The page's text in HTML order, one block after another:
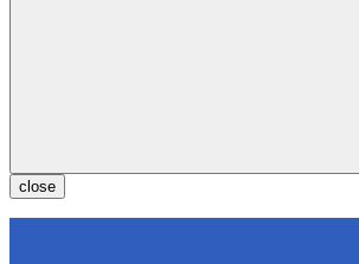
close